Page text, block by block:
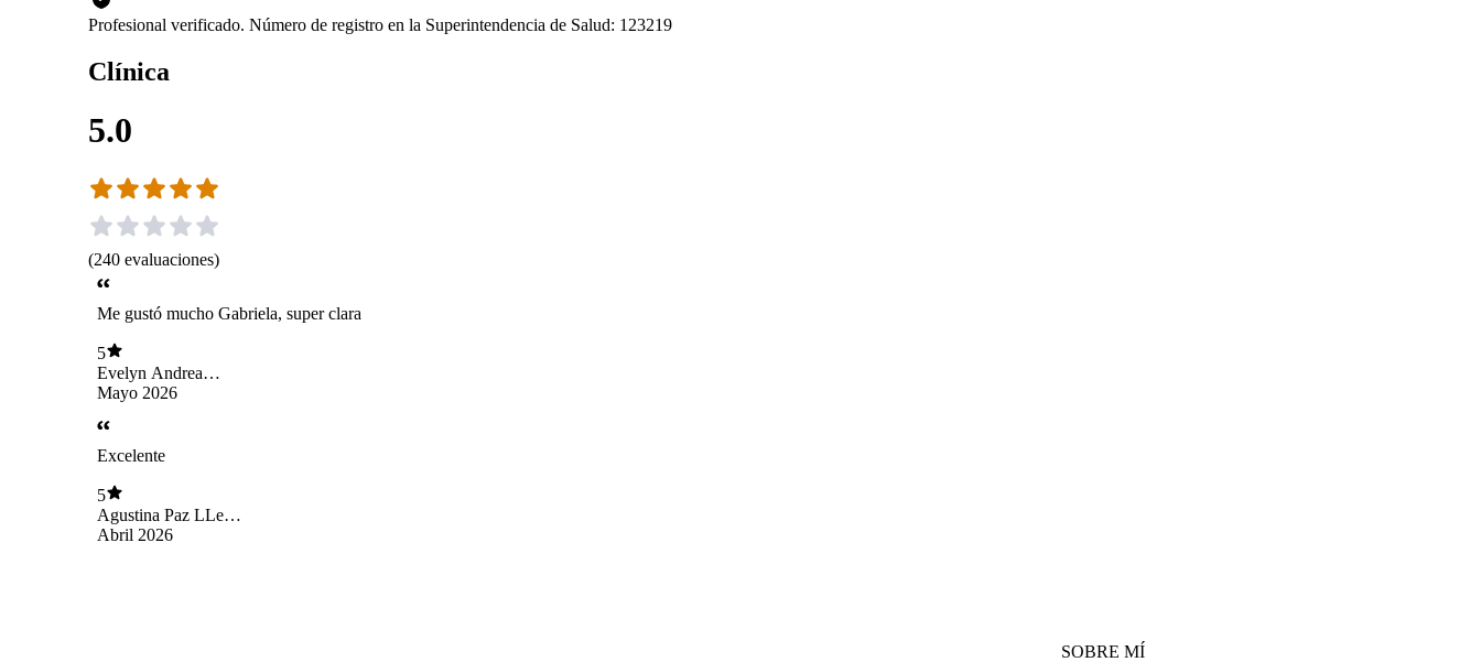
Profesional verificado. Número de registro en la Superintendencia de Salud: 123219
Clínica
5.0
(240 evaluaciones)
Me gustó mucho Gabriela, super clara
5
Evelyn Andrea
FAUNDEZ
Mayo 2026
Excelente
5
Agustina Paz LLedó
Gonzalez
Abril 2026
SOBRE MÍ